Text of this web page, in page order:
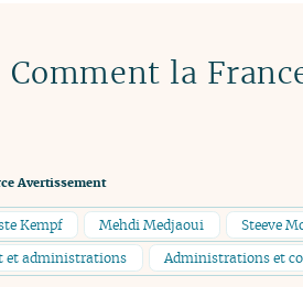
la
Avertissement
Kempf Mehdi Medjaoui Steeve
et administrations Administrations et